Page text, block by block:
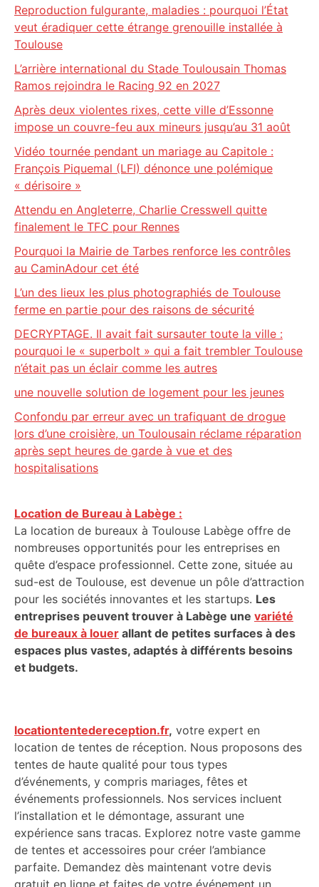
Reproduction fulgurante, maladies : pourquoi l’État
veut éradiquer cette étrange grenouille installée à
Toulouse
L’arrière international du Stade Toulousain Thomas
Ramos rejoindra le Racing 92 en 2027
Après deux violentes rixes, cette ville d’Essonne
impose un couvre-feu aux mineurs jusqu’au 31 août
Vidéo tournée pendant un mariage au Capitole :
François Piquemal (LFI) dénonce une polémique
« dérisoire »
Attendu en Angleterre, Charlie Cresswell quitte
finalement le TFC pour Rennes
Pourquoi la Mairie de Tarbes renforce les contrôles
au CaminAdour cet été
L’un des lieux les plus photographiés de Toulouse
ferme en partie pour des raisons de sécurité
DECRYPTAGE. Il avait fait sursauter toute la ville :
pourquoi le « superbolt » qui a fait trembler Toulouse
n’était pas un éclair comme les autres
une nouvelle solution de logement pour les jeunes
Confondu par erreur avec un trafiquant de drogue
lors d’une croisière, un Toulousain réclame réparation
après sept heures de garde à vue et des
hospitalisations
Location de Bureau à Labège :
La location de bureaux à Toulouse Labège offre de
nombreuses opportunités pour les entreprises en
quête d’espace professionnel. Cette zone, située au
sud-est de Toulouse, est devenue un pôle d’attraction
pour les sociétés innovantes et les startups. Les
entreprises peuvent trouver à Labège une variété
de bureaux à louer allant de petites surfaces à des
espaces plus vastes, adaptés à différents besoins
et budgets.
locationtentedereception.fr, votre expert en
location de tentes de réception. Nous proposons des
tentes de haute qualité pour tous types
d’événements, y compris mariages, fêtes et
événements professionnels. Nos services incluent
l’installation et le démontage, assurant une
expérience sans tracas. Explorez notre vaste gamme
de tentes et accessoires pour créer l’ambiance
parfaite. Demandez dès maintenant votre devis
gratuit en ligne et faites de votre événement un